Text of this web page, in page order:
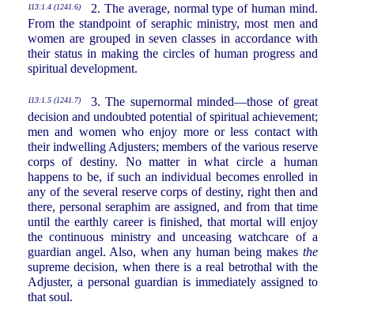
113:1.4 (1241.6)
2. The average, normal type of human mind.
From the standpoint of seraphic ministry, most men and
women are grouped in seven classes in accordance with
their status in making the circles of human progress and
spiritual development.
113:1.5 (1241.7)
3. The supernormal minded—those of great
decision and undoubted potential of spiritual achievement;
men and women who enjoy more or less contact with
their indwelling Adjusters; members of the various reserve
corps of destiny. No matter in what circle a human
happens to be, if such an individual becomes enrolled in
any of the several reserve corps of destiny, right then and
there, personal seraphim are assigned, and from that time
until the earthly career is finished, that mortal will enjoy
the continuous ministry and unceasing watchcare of a
guardian angel. Also, when any human being makes the
supreme decision, when there is a real betrothal with the
Adjuster, a personal guardian is immediately assigned to
that soul.